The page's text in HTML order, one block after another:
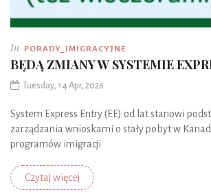
In PORADY_IMIGRACYJNE
BĘDĄ ZMIANY W SYSTEMIE
Tuesday, 14 Apr, 2026
System Express Entry (EE) od lat stanowi
zarządzania wnioskami o stały pobyt w
programów imigracji
Czytaj więcej